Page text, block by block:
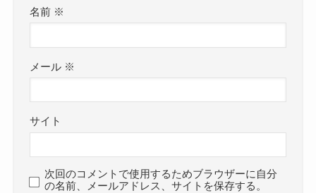
名前 ※
メール ※
サイト
次回のコメントで使用するためブラウザーに自分
の名前、メールアドレス、サイトを保存する。